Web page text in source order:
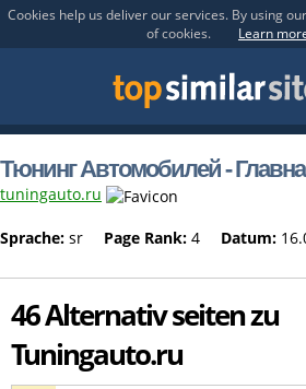
Cookies help us deliver our services. By using
of cookies.
Learn
Тюнинг Автомобилей -
tuningauto.ru
Sprache: sr Page Rank: 4 Datum:
46 Alternativ seiten zu
Tuningauto.ru